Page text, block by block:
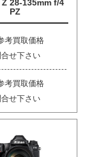
Z 28-135mm f/4
PZ
考買取価格
合せ下さい
考買取価格
合せ下さい